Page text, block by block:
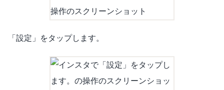
「設定」をタップします。